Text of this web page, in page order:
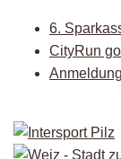
6.
CityRun